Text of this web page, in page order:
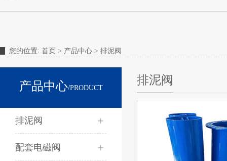
您的位置: 首页 > 产品中心 > 排泥阀
产品中心/PRODUCT
排泥阀
配套电磁阀
排泥阀